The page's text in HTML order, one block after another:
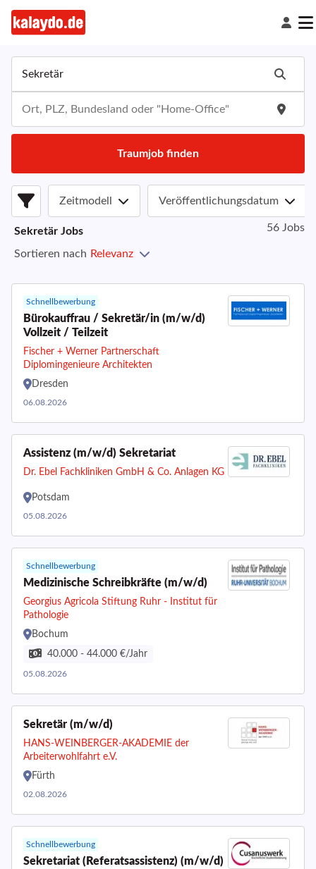
Traumjob finden
Zeitmodell Veröffentlichungsdatum
Sekretär Jobs 56 Jobs
Sortieren nach Relevanz
Schnellbewerbung
Bürokauffrau / Sekretär/in (m/w/d)
Vollzeit / Teilzeit
Fischer + Werner Partnerschaft
Diplomingenieure Architekten
Dresden
06.08.2026
Assistenz (m/w/d) Sekretariat
Dr. Ebel Fachkliniken GmbH & Co. Anlagen KG
Potsdam
05.08.2026
Schnellbewerbung
Medizinische Schreibkräfte (m/w/d)
Georgius Agricola Stiftung Ruhr - Institut für
Pathologie
Bochum
40.000 - 44.000 €/Jahr
05.08.2026
Sekretär (m/w/d)
HANS-WEINBERGER-AKADEMIE der
Arbeiterwohlfahrt e.V.
Fürth
02.08.2026
Schnellbewerbung
Sekretariat (Referatsassistenz) (m/w/d)